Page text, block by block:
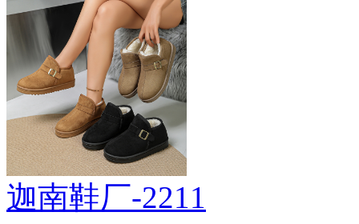
迦南鞋厂-2211